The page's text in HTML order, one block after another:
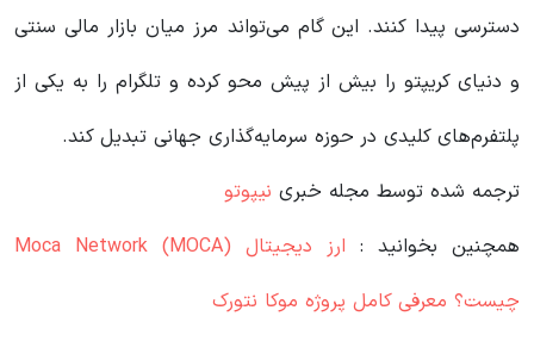
دسترسی پیدا کنند. این گام می‌تواند مرز میان بازار مالی سنتی
و دنیای کریپتو را بیش از پیش محو کرده و تلگرام را به یکی از
پلتفرم‌های کلیدی در حوزه سرمایه‌گذاری جهانی تبدیل کند.
ترجمه شده توسط مجله خبری نیپوتو
همچنین بخوانید :
ارز دیجیتال Moca Network (MOCA)
چیست؟ معرفی کامل پروژه موکا نتورک